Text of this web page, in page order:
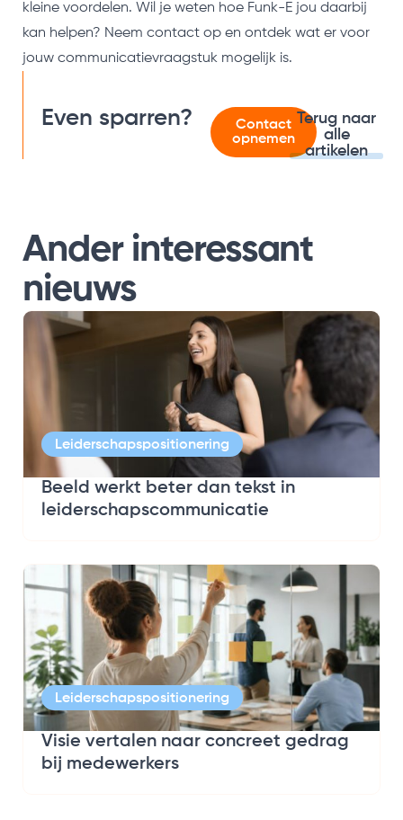
kleine voordelen. Wil je weten hoe Funk-E jou daarbij
kan helpen? Neem contact op en ontdek wat er voor
jouw communicatievraagstuk mogelijk is.
Even sparren?
Contact
opnemen
Terug naar
alle
artikelen
Ander interessant
nieuws
Leiderschapspositionering
Beeld werkt beter dan tekst in
leiderschapscommunicatie
Leiderschapspositionering
Visie vertalen naar concreet gedrag
bij medewerkers